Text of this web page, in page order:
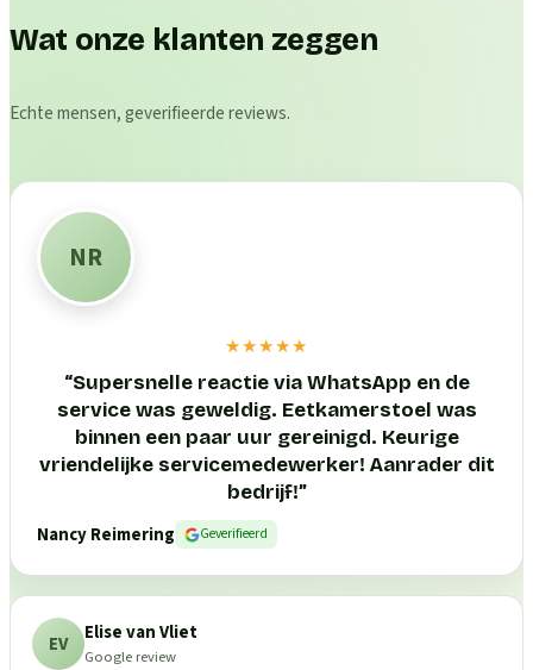
Wat onze klanten zeggen
Echte mensen, geverifieerde reviews.
NR
★★★★★
“Supersnelle reactie via WhatsApp en de
service was geweldig. Eetkamerstoel was
binnen een paar uur gereinigd. Keurige
vriendelijke servicemedewerker! Aanrader dit
bedrijf!”
Nancy Reimering
Geverifieerd
EV Elise van Vliet
Google review